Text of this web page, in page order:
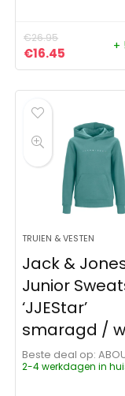
€26.95
Oorspronkelijke
€16.45 Huidige+
TRUIEN & VESTEN
Jack &
Junior
‘JJEStar’
smaragd /
Beste deal op:
2-4 werkdagen in